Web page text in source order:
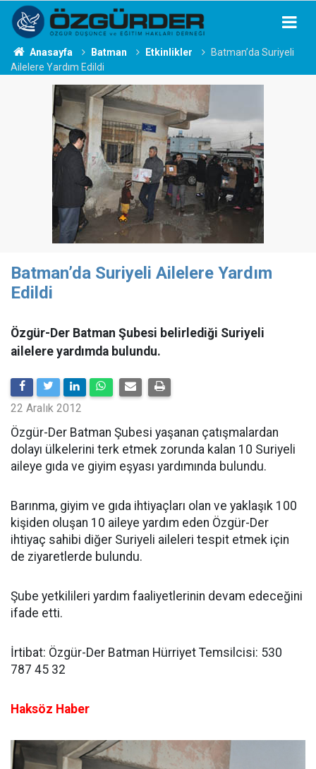
Anasayfa Batman Etkinlikler
Batman’da Suriyeli
Ailelere Yardım Edildi
Batman’da Suriyeli Ailelere Yardım
Edildi
Özgür-Der Batman Şubesi belirlediği Suriyeli
ailelere yardımda bulundu.
22 Aralık 2012
Özgür-Der Batman Şubesi yaşanan çatışmalardan
dolayı ülkelerini terk etmek zorunda kalan 10 Suriyeli
aileye gıda ve giyim eşyası yardımında bulundu.
Barınma, giyim ve gıda ihtiyaçları olan ve yaklaşık 100
kişiden oluşan 10 aileye yardım eden Özgür-Der
ihtiyaç sahibi diğer Suriyeli aileleri tespit etmek için
de ziyaretlerde bulundu.
Şube yetkilileri yardım faaliyetlerinin devam edeceğini
ifade etti.
İrtibat: Özgür-Der Batman Hürriyet Temsilcisi: 530
787 45 32
Haksöz Haber